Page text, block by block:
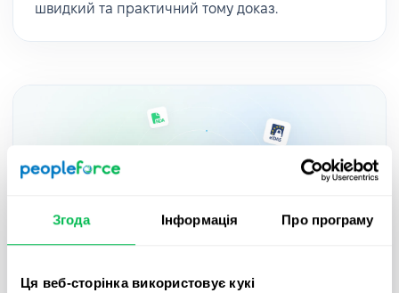
Згода Інформація Про програму
Ця веб-сторінка використовує кукі
швидкий та практичний тому доказ.